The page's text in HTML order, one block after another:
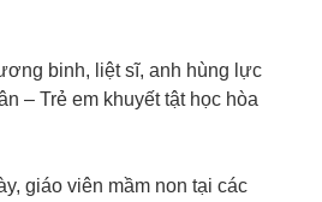
binh, liệt sĩ, anh hùng lực
– Trẻ em khuyết tật học hòa
giáo viên mầm non tại các